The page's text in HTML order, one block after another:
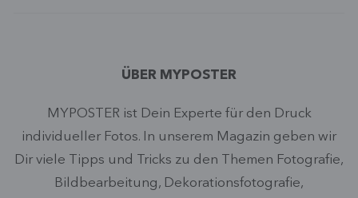
ÜBER MYPOSTER
MYPOSTER ist Dein Experte für den Druck
individueller Fotos. In unserem Magazin geben wir
Dir viele Tipps und Tricks zu den Themen Fotografie,
Bildbearbeitung, Dekorationsfotografie,